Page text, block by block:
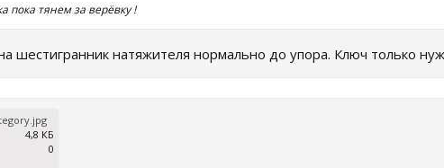
пока тянем за верёвку !
шестигранник натяжителя нормально до упора. Ключ только
4,8 КБ
0